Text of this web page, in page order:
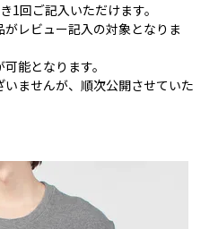
回ご記入いただけます。
レビュー記入の対象となりま
能となります。
ませんが、順次公開させていた